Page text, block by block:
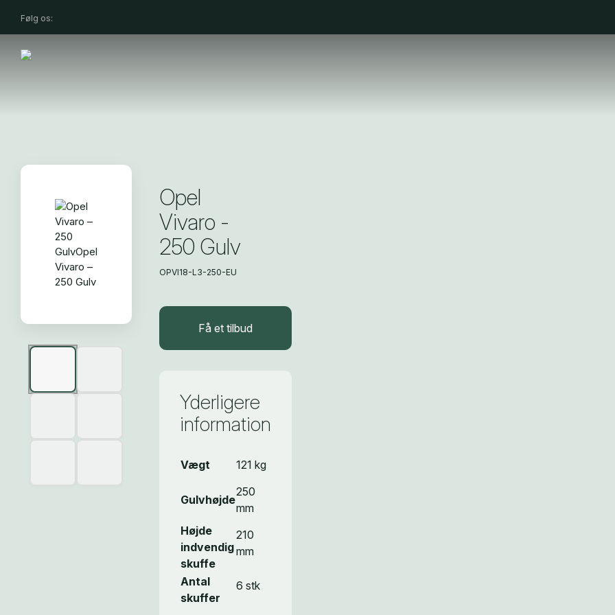
Følg os:
Opel
Vivaro -
250 Gulv
OPVI18-L3-250-EU
Få et tilbud
Yderligere
information
Vægt 121 kg
Gulvhøjde
250
mm
Højde
indvendig
skuffe
210
mm
Antal
skuffer
6 stk